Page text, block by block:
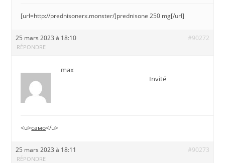
[url=http://prednisonerx.monster/]prednisone 250 mg[/url]
25 mars 2023 à 18:10 #90272
RÉPONDRE
max
Invité
<u>само</u>
25 mars 2023 à 18:11 #90273
RÉPONDRE